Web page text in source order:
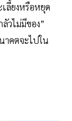
เลี้ยงหรือหยุด
วไม่มีของ”
าคตจะไปใน